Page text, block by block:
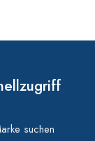
suchen